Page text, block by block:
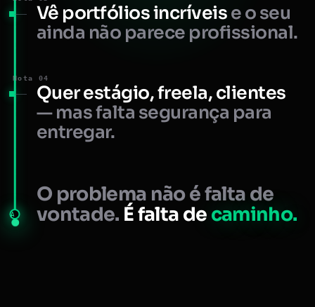
A
Vê portfólios incríveise o seu
ainda não parece profissional.
Nota 04
Quer estágio, freela, clientes
— mas falta segurança para
entregar.
O problema não é falta de
vontade. É falta de caminho.